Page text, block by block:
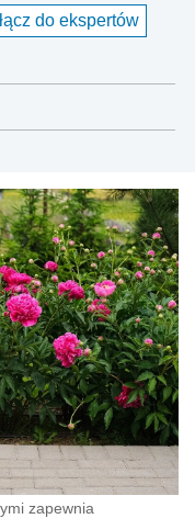
do ekspertów
zapewnia